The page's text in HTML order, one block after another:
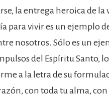
la entrega heroica de la
para vivir es un ejemplo
nosotros. Sólo es un
del Espíritu Santo,
a la letra de su
con toda tu alma,